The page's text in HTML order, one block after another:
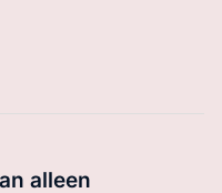
alleen